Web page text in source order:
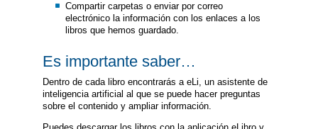
Compartir carpetas o enviar por correo
electrónico la información con los enlaces a los
libros que hemos guardado.
Es importante saber…
Dentro de cada libro encontrarás a eLi, un asistente de
inteligencia artificial al que se puede hacer preguntas
sobre el contenido y ampliar información.